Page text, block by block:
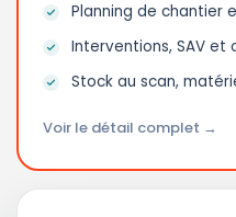
Planning de chantier
Interventions, SAV
Stock au scan,
Voir le détail complet →